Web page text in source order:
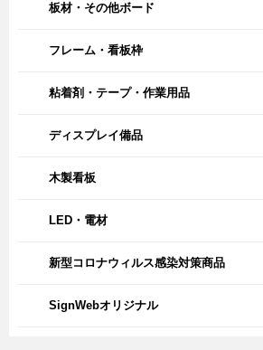
板材・その他ボード
フレーム・看板枠
粘着剤・テープ・作業用品
ディスプレイ備品
木製看板
LED・電材
新型コロナウィルス感染対策商品
SignWebオリジナル